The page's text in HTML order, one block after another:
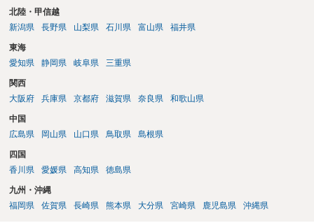
北陸・甲信越
新潟県
長野県 山梨県 石川県 富山県 福井県
東海
愛知県
静岡県 岐阜県 三重県
関西
大阪府
兵庫県 京都府 滋賀県 奈良県 和歌山県
中国
広島県
岡山県 山口県 鳥取県 島根県
四国
香川県
愛媛県 高知県 徳島県
九州・沖縄
福岡県
佐賀県 長崎県 熊本県 大分県 宮崎県 鹿児島県 沖縄県